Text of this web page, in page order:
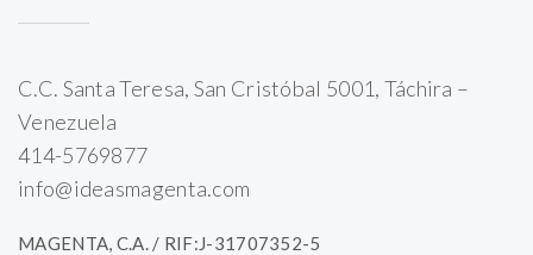
C.C. Santa Teresa, San Cristóbal 5001, Táchira –
Venezuela
414-5769877
info@ideasmagenta.com
MAGENTA, C.A. / RIF:J-31707352-5